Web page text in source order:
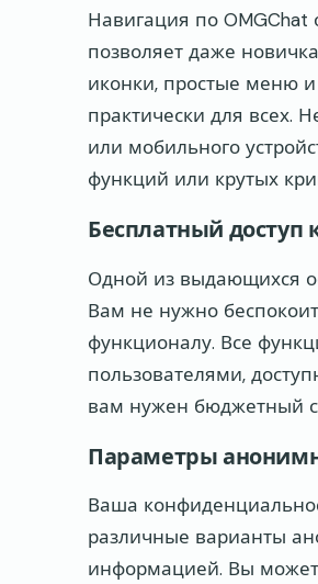
Навигация по OMGChat
позволяет даже
иконки, простые меню
практически для всех.
или мобильного
функций или крутых
Бесплатный доступ
Одной из выдающихся
Вам не нужно
функционалу. Все
пользователями,
вам нужен бюджетный
Параметры
Ваша
различные варианты
информацией. Вы